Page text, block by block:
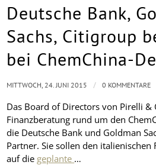
Deutsche Bank,
Sachs, Citigroup
bei ChemChina-
Das Board of Directors von Pirelli &
Finanzberatung rund um den
die Deutsche Bank und Goldman
Partner. Sie sollen den italienischen
auf die geplante …
MITTWOCH, 24. JUNI 2015 / 0 KOMMENTARE